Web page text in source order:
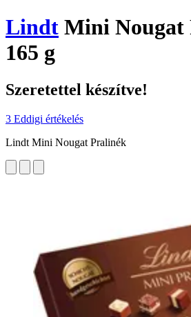
Lindt Mini Nougat
165 g
Szeretettel készítve!
3 Eddigi értékelés
Lindt Mini Nougat Pralinék